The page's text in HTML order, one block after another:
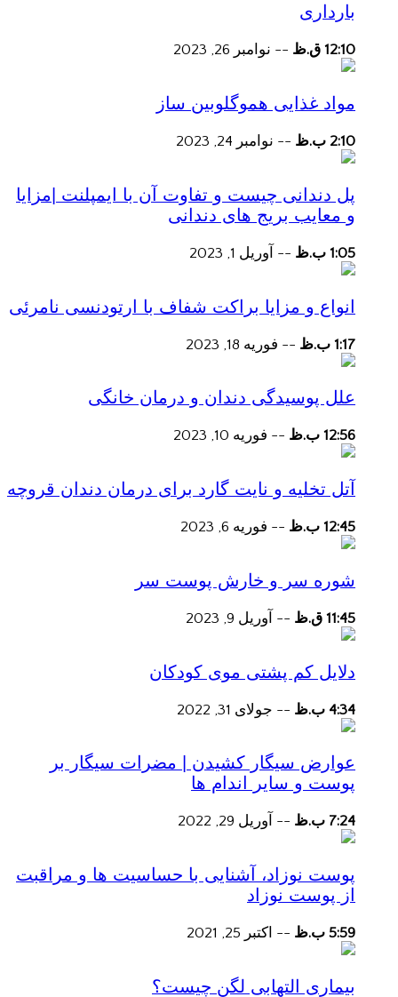
بارداری
12:10 ق.ظ -- نوامبر 26, 2023
مواد غذایی هموگلوبین ساز
2:10 ب.ظ -- نوامبر 24, 2023
پل دندانی چیست و تفاوت آن با ایمپلنت |مزایا
و معایب بریج های دندانی
1:05 ب.ظ -- آوریل 1, 2023
انواع و مزایا براکت شفاف با ارتودنسی نامرئی
1:17 ب.ظ -- فوریه 18, 2023
علل پوسیدگی دندان و درمان خانگی
12:56 ب.ظ -- فوریه 10, 2023
آتل تخلیه و نایت گارد برای درمان دندان قروچه
12:45 ب.ظ -- فوریه 6, 2023
شوره سر و خارش پوست سر
11:45 ق.ظ -- آوریل 9, 2023
دلایل کم پشتی موی کودکان
4:34 ب.ظ -- جولای 31, 2022
عوارض سیگار کشیدن | مضرات سیگار بر
پوست و سایر اندام ها
7:24 ب.ظ -- آوریل 29, 2022
پوست نوزاد، آشنایی با حساسیت ها و مراقبت
از پوست نوزاد
5:59 ب.ظ -- اکتبر 25, 2021
بیماری التهابی لگن چیست؟